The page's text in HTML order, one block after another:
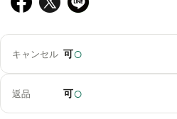
キャンセル 可○
返品 可○